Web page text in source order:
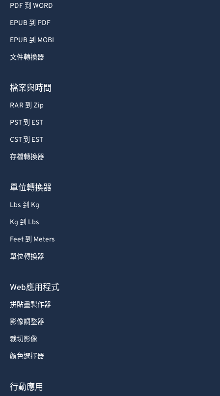
PDF 到 WORD
EPUB 到 PDF
EPUB 到 MOBI
文件轉換器
檔案與時間
RAR 到 Zip
PST 到 EST
CST 到 EST
存檔轉換器
單位轉換器
Lbs 到 Kg
Kg 到 Lbs
Feet 到 Meters
單位轉換器
Web應用程式
拼貼畫製作器
影像調整器
裁切影像
顏色選擇器
行動應用